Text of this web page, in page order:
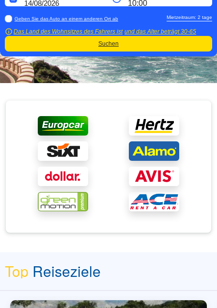
Geben Sie das Auto an einem anderen Ort ab
Das Land des Wohnsitzes des Fahrers ist und das Alter beträgt30-65
Mietzeitraum: 2 tage
Suchen
Top Reiseziele